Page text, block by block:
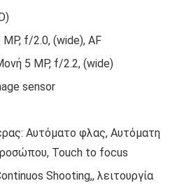
f/2.0, (wide), AF
5 MP, f/2.2, (wide)
sensor
Αυτόματο φλας, Αυτόματη
Touch to focus
Shooting,, λειτουργία